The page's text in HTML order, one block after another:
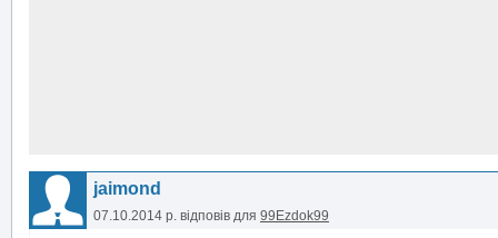
jaimond
07.10.2014 р. відповів для 99Ezdok99